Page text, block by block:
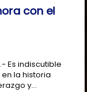
con el
Es indiscutible
la historia
y…